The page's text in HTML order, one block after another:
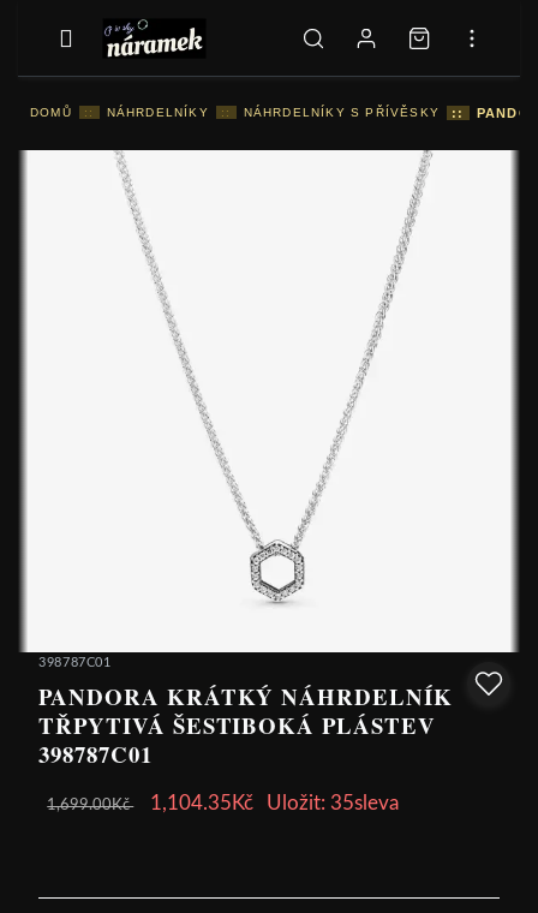
DOMŮ :: NÁHRDELNÍKY :: NÁHRDELNÍKY S PŘÍVĚSKY ::
398787C01
PANDORA KRÁTKÝ NÁHRDELNÍK
TŘPYTIVÁ ŠESTIBOKÁ PLÁSTEV
398787C01
1,699.00Kč 1,104.35Kč Uložit: 35sleva